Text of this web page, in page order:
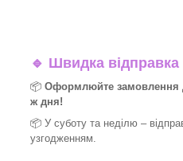
🔹 Швидка відправка
📦 Оформлюйте замовлення
ж дня!
📦 У суботу та неділю –
узгодженням.